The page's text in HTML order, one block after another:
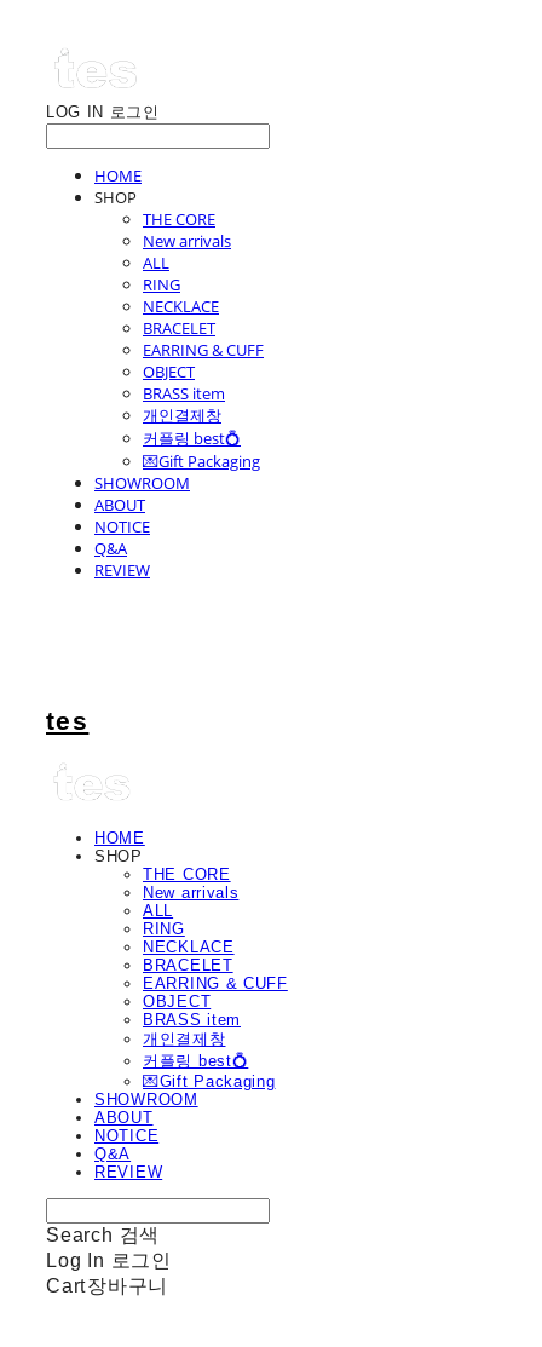
LOG IN 로그인
HOME
SHOP
THE CORE
New arrivals
ALL
RING
NECKLACE
BRACELET
EARRING & CUFF
OBJECT
BRASS item
개인결제창
커플링 best💍
💌Gift Packaging
SHOWROOM
ABOUT
NOTICE
Q&A
REVIEW
tes
HOME
SHOP
THE CORE
New arrivals
ALL
RING
NECKLACE
BRACELET
EARRING & CUFF
OBJECT
BRASS item
개인결제창
커플링 best💍
💌Gift Packaging
SHOWROOM
ABOUT
NOTICE
Q&A
REVIEW
Search 검색
Log In 로그인
Cart장바구니